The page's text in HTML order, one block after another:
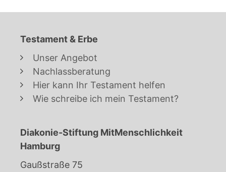
Testament & Erbe
Unser Angebot
Nachlassberatung
Hier kann Ihr Testament helfen
Wie schreibe ich mein Testament?
Diakonie-Stiftung MitMenschlichkeit
Hamburg
Gaußstraße 75